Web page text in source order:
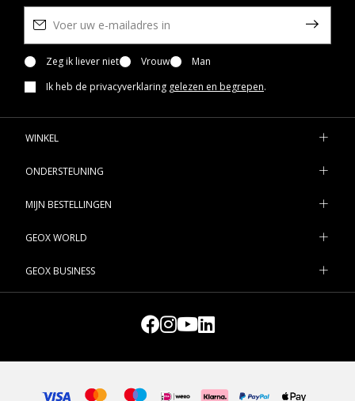
Zeg ik liever niet Vrouw
Man
Ik heb de privacyverklaring gelezen en begrepen.
WINKEL
ONDERSTEUNING
MIJN BESTELLINGEN
GEOX WORLD
GEOX BUSINESS